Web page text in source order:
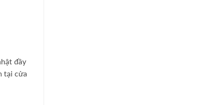
đầy
tại cửa